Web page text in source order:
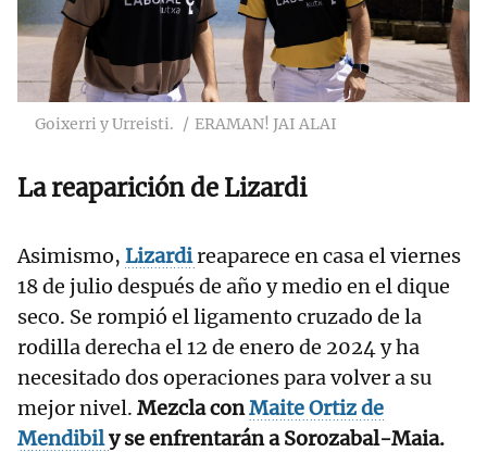
Goixerri y Urreisti. ERAMAN! JAI ALAI
La reaparición de Lizardi
Asimismo, Lizardireaparece en casa el viernes
18 de julio después de año y medio en el dique
seco. Se rompió el ligamento cruzado de la
rodilla derecha el 12 de enero de 2024 y ha
necesitado dos operaciones para volver a su
mejor nivel. Mezcla conMaite Ortiz de
Mendibily se enfrentarán a Sorozabal-Maia.